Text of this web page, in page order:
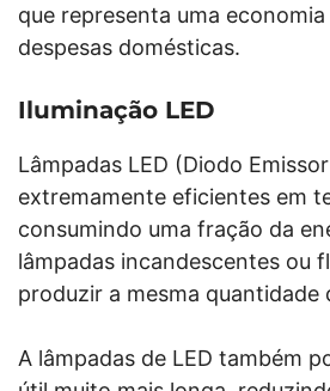
que representa uma
despesas domésticas.
Iluminação LED
Lâmpadas LED (Diodo
extremamente eficientes em
consumindo uma fração da
lâmpadas incandescentes ou
produzir a mesma quantidade
A lâmpadas de LED também